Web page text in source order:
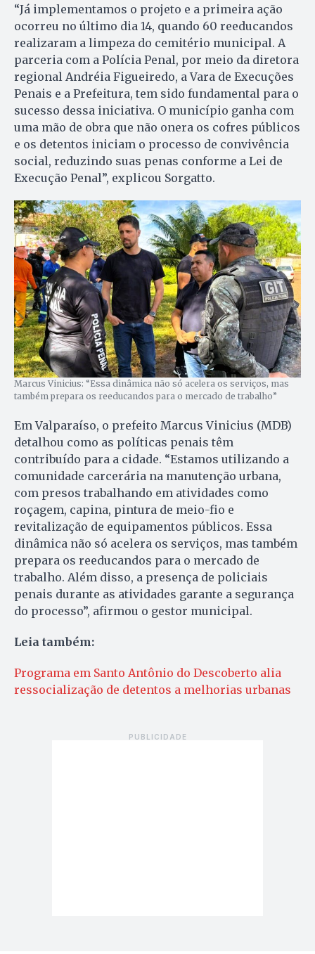
“Já implementamos o projeto e a primeira ação
ocorreu no último dia 14, quando 60 reeducandos
realizaram a limpeza do cemitério municipal. A
parceria com a Polícia Penal, por meio da diretora
regional Andréia Figueiredo, a Vara de Execuções
Penais e a Prefeitura, tem sido fundamental para o
sucesso dessa iniciativa. O município ganha com
uma mão de obra que não onera os cofres públicos
e os detentos iniciam o processo de convivência
social, reduzindo suas penas conforme a Lei de
Execução Penal”, explicou Sorgatto.
Marcus Vinicius: “Essa dinâmica não só acelera os serviços, mas
também prepara os reeducandos para o mercado de trabalho”
Em Valparaíso, o prefeito Marcus Vinicius (MDB)
detalhou como as políticas penais têm
contribuído para a cidade. “Estamos utilizando a
comunidade carcerária na manutenção urbana,
com presos trabalhando em atividades como
roçagem, capina, pintura de meio-fio e
revitalização de equipamentos públicos. Essa
dinâmica não só acelera os serviços, mas também
prepara os reeducandos para o mercado de
trabalho. Além disso, a presença de policiais
penais durante as atividades garante a segurança
do processo”, afirmou o gestor municipal.
Leia também:
Programa em Santo Antônio do Descoberto alia
ressocialização de detentos a melhorias urbanas